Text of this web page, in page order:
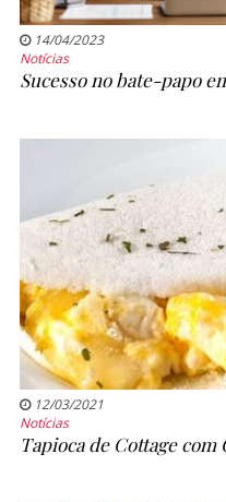
14/04/2023
Notícias
Sucesso no bate-papo
12/03/2021
Notícias
Tapioca de Cottage com